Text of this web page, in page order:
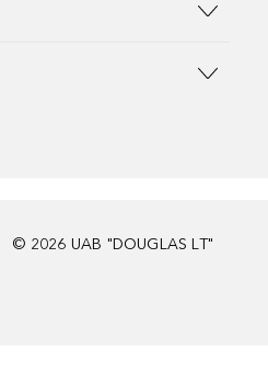
© 2026 UAB "DOUGLAS LT"